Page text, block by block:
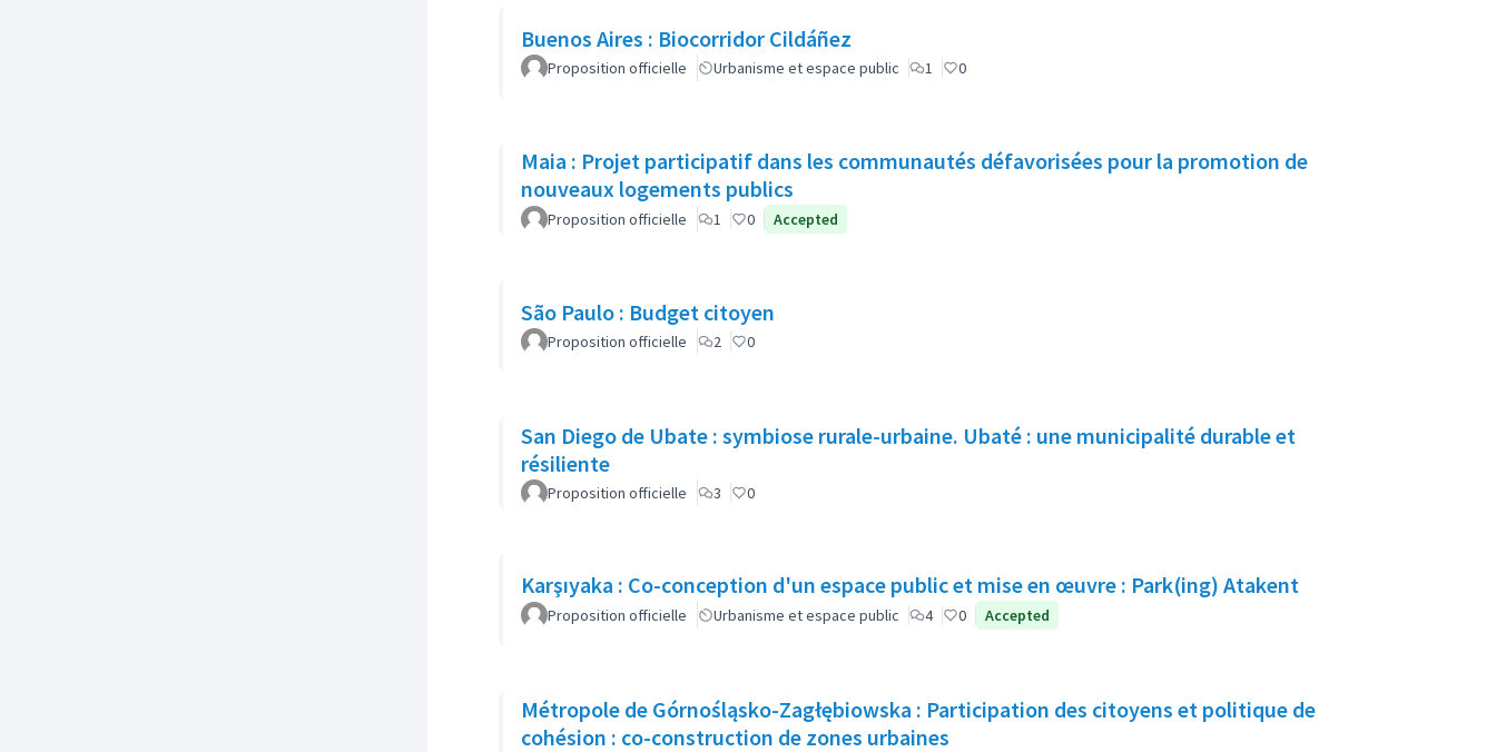
Buenos Aires : Biocorridor Cildáñez
Proposition officielle Urbanisme et espace public 1 0
Maia : Projet participatif dans les communautés défavorisées pour la promotion de
nouveaux logements publics
Proposition officielle 1 0 Accepted
São Paulo : Budget citoyen
Proposition officielle 2 0
San Diego de Ubate : symbiose rurale-urbaine. Ubaté : une municipalité durable et
résiliente
Proposition officielle 3 0
Karşıyaka : Co-conception d'un espace public et mise en œuvre : Park(ing) Atakent
Proposition officielle Urbanisme et espace public 4 0 Accepted
Métropole de Górnośląsko-Zagłębiowska : Participation des citoyens et politique de
cohésion : co-construction de zones urbaines